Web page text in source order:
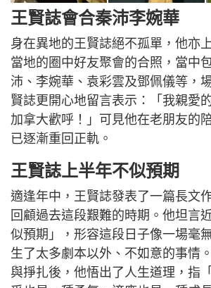
王賢誌會合秦沛李婉華
身在異地的王賢誌絕不孤單，他亦
當地的圈中好友聚會的合照，當中
沛、李婉華、袁彩雲及鄧佩儀等，
賢誌更開心地留言表示：「我親愛
加拿大歡呼！」可見他在老朋友的
已逐漸重回正軌。
王賢誌上半年不似預期
適逢年中，王賢誌發表了一篇長文
回顧過去這段艱難的時期。他坦言
似預期」，形容這段日子像一場毫
生了太多劇本以外、不如意的事情
與掙扎後，他悟出了人生道理，指